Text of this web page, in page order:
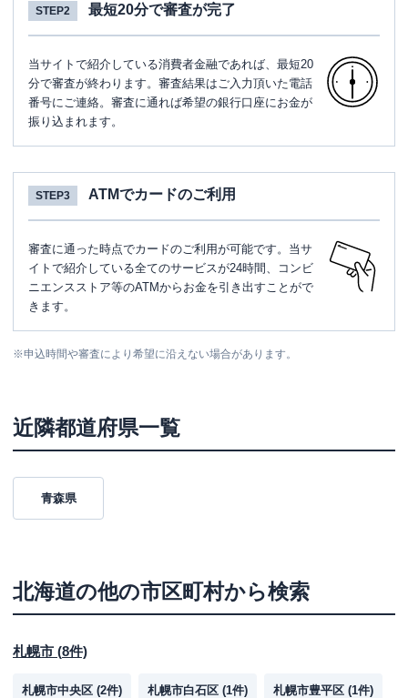
STEP2 最短20分で審査が完了
当サイトで紹介している消費者金融であれば、最短20
分で審査が終わります。審査結果はご入力頂いた電話
番号にご連絡。審査に通れば希望の銀行口座にお金が
振り込まれます。
STEP3 ATMでカードのご利用
審査に通った時点でカードのご利用が可能です。当サ
イトで紹介している全てのサービスが24時間、コンビ
ニエンスストア等のATMからお金を引き出すことがで
きます。
※申込時間や審査により希望に沿えない場合があります。
近隣都道府県一覧
青森県
北海道の他の市区町村から検索
札幌市 (8件)
札幌市中央区 (2件) 札幌市白石区 (1件) 札幌市豊平区 (1件)